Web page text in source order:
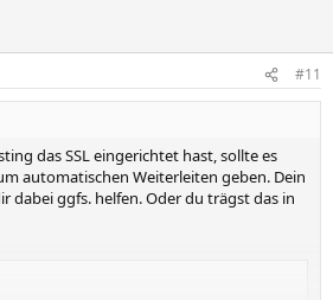
#11
das SSL eingerichtet hast, sollte es
automatischen Weiterleiten geben. Dein
dabei ggfs. helfen. Oder du trägst das in